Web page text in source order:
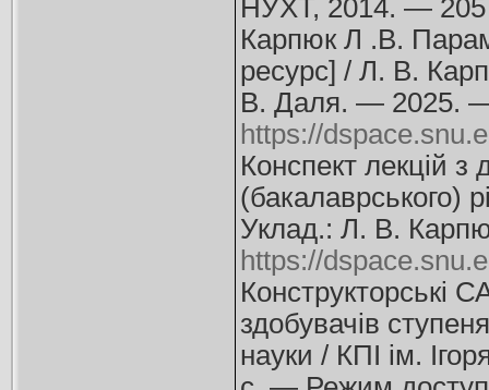
НУХТ, 2014. — 205
Карпюк Л .В.
ресурс] / Л. В.
В. Даля. — 2025.
https://
Конспект лекцій
(бакалаврського)
Уклад.: Л. В.
https://
Конструкторські
здобувачів
науки / КПІ ім.